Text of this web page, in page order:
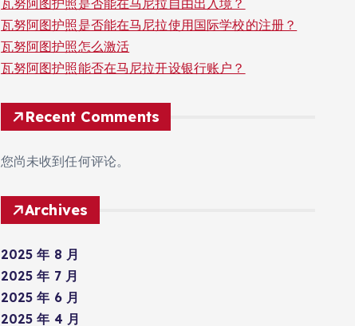
瓦努阿图护照是否能在马尼拉自由出入境？
瓦努阿图护照是否能在马尼拉使用国际学校的注册？
瓦努阿图护照怎么激活
瓦努阿图护照能否在马尼拉开设银行账户？
Recent Comments
您尚未收到任何评论。
Archives
2025 年 8 月
2025 年 7 月
2025 年 6 月
2025 年 4 月